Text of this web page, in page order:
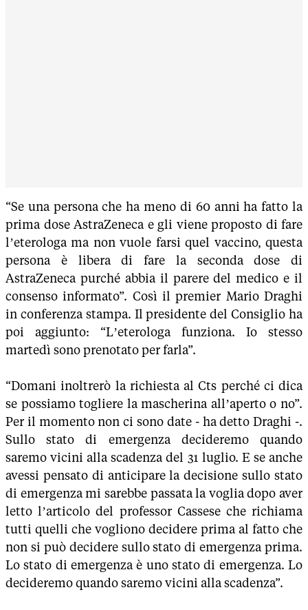
“Se una persona che ha meno di 60 anni ha fatto la
prima dose AstraZeneca e gli viene proposto di fare
l’eterologa ma non vuole farsi quel vaccino, questa
persona è libera di fare la seconda dose di
AstraZeneca purché abbia il parere del medico e il
consenso informato”. Così il premier Mario Draghi
in conferenza stampa. Il presidente del Consiglio ha
poi aggiunto: “L’eterologa funziona. Io stesso
martedì sono prenotato per farla”.
“Domani inoltrerò la richiesta al Cts perché ci dica
se possiamo togliere la mascherina all’aperto o no”.
Per il momento non ci sono date - ha detto Draghi -.
Sullo stato di emergenza decideremo quando
saremo vicini alla scadenza del 31 luglio. E se anche
avessi pensato di anticipare la decisione sullo stato
di emergenza mi sarebbe passata la voglia dopo aver
letto l’articolo del professor Cassese che richiama
tutti quelli che vogliono decidere prima al fatto che
non si può decidere sullo stato di emergenza prima.
Lo stato di emergenza è uno stato di emergenza. Lo
decideremo quando saremo vicini alla scadenza”.